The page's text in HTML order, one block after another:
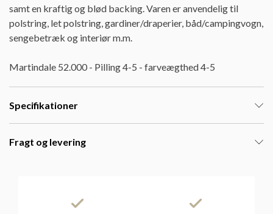
samt en kraftig og blød backing. Varen er anvendelig til
polstring, let polstring, gardiner/draperier, båd/campingvogn,
sengebetræk og interiør m.m.
Martindale 52.000 - Pilling 4-5 - farveægthed 4-5
Specifikationer
Fragt og levering